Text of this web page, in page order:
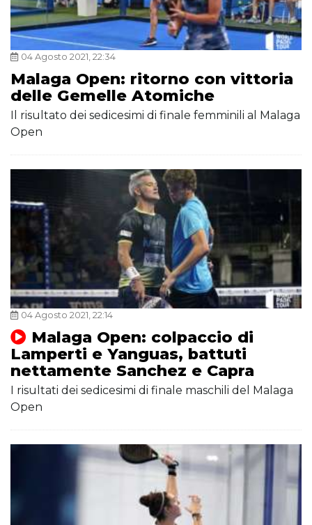
04 Agosto 2021, 22:34
Malaga Open: ritorno con vittoria
delle Gemelle Atomiche
Il risultato dei sedicesimi di finale femminili al Malaga
Open
04 Agosto 2021, 22:14
Malaga Open: colpaccio di
Lamperti e Yanguas, battuti
nettamente Sanchez e Capra
I risultati dei sedicesimi di finale maschili del Malaga
Open